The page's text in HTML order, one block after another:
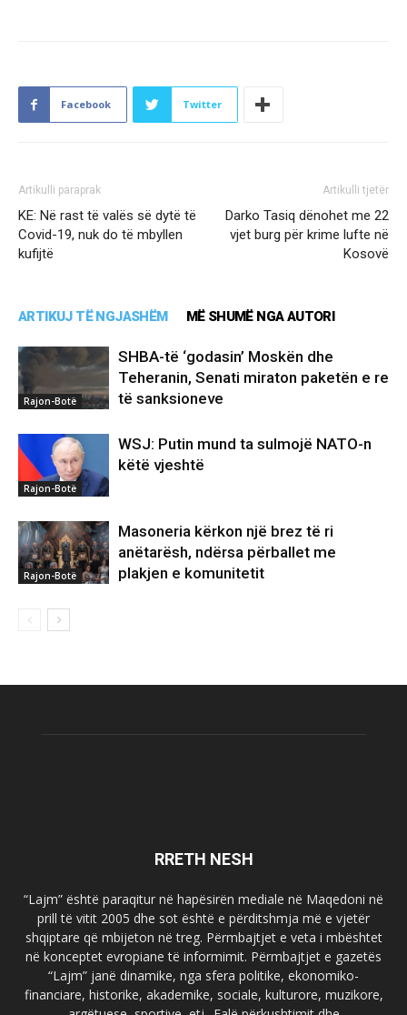
Facebook Twitter
Artikulli paraprak
KE: Në rast të valës së dytë të
Covid-19, nuk do të mbyllen
kufijtë
Artikulli tjetër
Darko Tasiq dënohet me 22
vjet burg për krime lufte në
Kosovë
ARTIKUJ TË NGJASHËM MË SHUMË NGA AUTORI
Rajon-Botë
SHBA-të ‘godasin’ Moskën dhe
Teheranin, Senati miraton paketën e re
të sanksioneve
Rajon-Botë
WSJ: Putin mund ta sulmojë NATO-n
këtë vjeshtë
Rajon-Botë
Masoneria kërkon një brez të ri
anëtarësh, ndërsa përballet me
plakjen e komunitetit
RRETH NESH
“Lajm” është paraqitur në hapësirën mediale në Maqedoni në
prill të vitit 2005 dhe sot është e përditshmja më e vjetër
shqiptare që mbijeton në treg. Përmbajtjet e veta i mbështet
në konceptet evropiane të informimit. Përmbajtjet e gazetës
“Lajm” janë dinamike, nga sfera politike, ekonomiko-
financiare, historike, akademike, sociale, kulturore, muzikore,